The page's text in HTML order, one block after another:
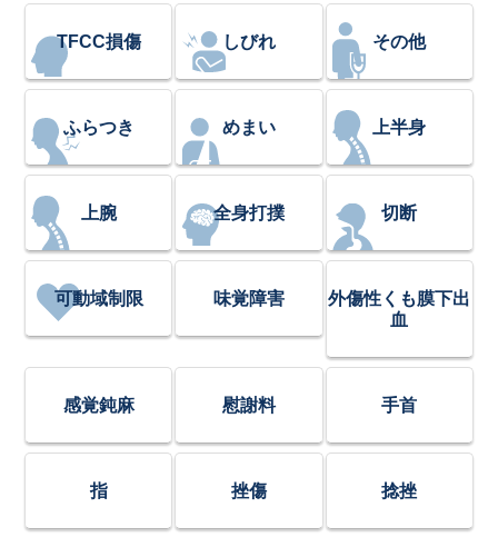
TFCC損傷 しびれ その他
ふらつき めまい 上半身
上腕 全身打撲 切断
可動域制限 味覚障害
外傷性くも膜下出
血
感覚鈍麻 慰謝料 手首
指 挫傷 捻挫